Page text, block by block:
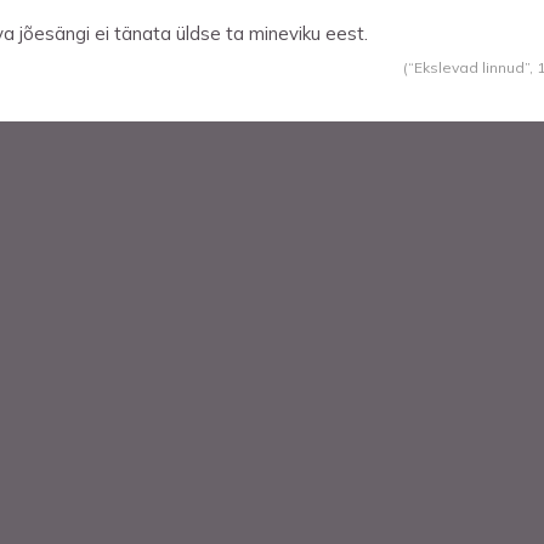
jõesängi ei tänata üldse ta mineviku eest.
(“Ekslevad linnud”,